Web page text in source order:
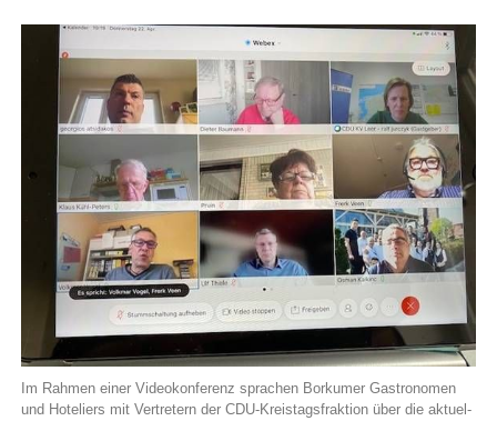
Im Rah­men einer Video­kon­fe­renz spra­chen Bor­ku­mer Gas­tro­no­men
und Hote­liers mit Ver­tre­tern der CDU-Kreis­tags­frak­ti­on über die aktu­el­